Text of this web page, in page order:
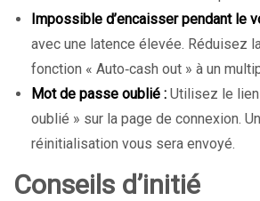
Impossible d’encaisser pendant le
avec une latence élevée. Réduisez
fonction « Auto‑cash out » à un
Mot de passe oublié : Utilisez le
oublié » sur la page de connexion.
réinitialisation vous sera envoyé.
Conseils d’initié